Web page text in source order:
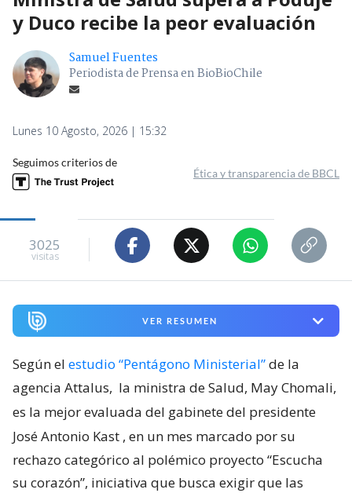
y Duco recibe la peor evaluación
Samuel Fuentes
Periodista de Prensa en BioBioChile
Lunes 10 Agosto, 2026 | 15:32
Seguimos criterios de
Ética y transparencia de BBCL
3025
visitas
VER RESUMEN
Según el estudio “Pentágono Ministerial”de la
agencia Attalus, la ministra de Salud, May Chomali,
es la mejor evaluada del gabinete del presidente
José Antonio Kast , en un mes marcado por su
rechazo categórico al polémico proyecto “Escucha
su corazón”, iniciativa que busca exigir que las